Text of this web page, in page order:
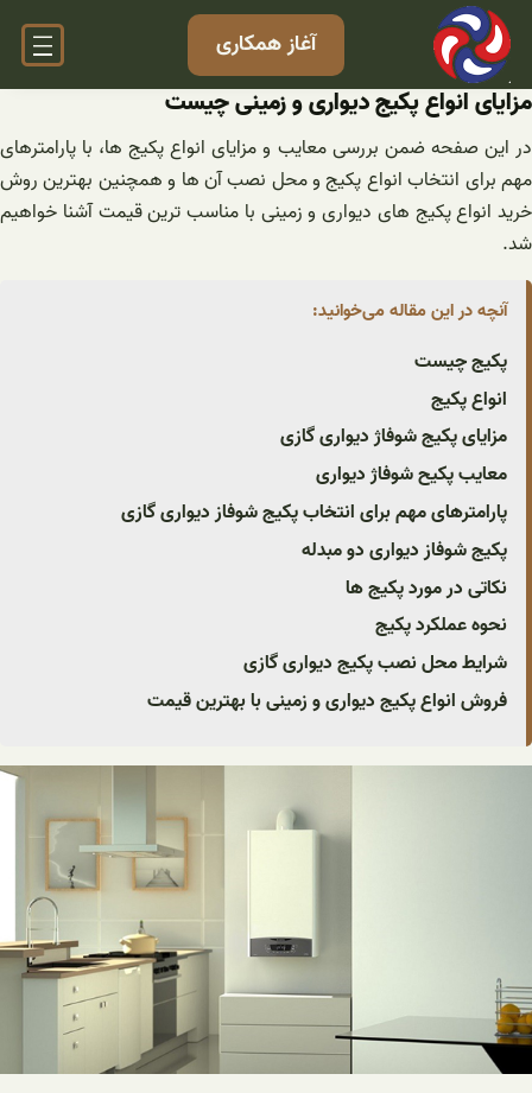
رفتن
محتوا
آغاز همکاری
مزایای انواع پکیج دیواری و زمینی چیست
در این صفحه ضمن بررسی معایب و مزایای انواع پکیج ها، با پارامترهای
مهم برای انتخاب انواع پکیج و محل نصب آن ها و همچنین بهترین روش
خرید انواع پکیج های دیواری و زمینی با مناسب ترین قیمت آشنا خواهیم
شد.
آنچه در این مقاله می‌خوانید:
پکیج چیست
انواع پکیج
مزایای پکیج شوفاژ دیواری گازی
معایب پکیح شوفاژ دیواری
پارامترهای مهم برای انتخاب پکیج شوفاز دیواری گازی
پکیج شوفاز دیواری دو مبدله
نکاتی در مورد پکیج ها
نحوه عملکرد پکیج
شرایط محل نصب پکیج دیواری گازی
فروش انواع پکیج دیواری و زمینی با بهترین قیمت